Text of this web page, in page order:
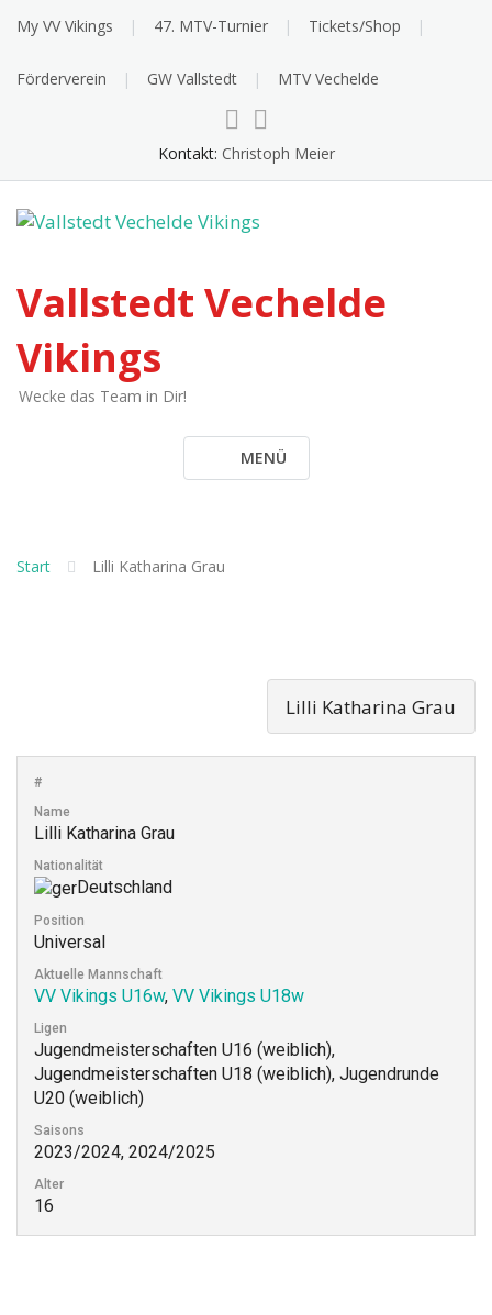
My VV Vikings 47. MTV-Turnier Tickets/Shop
Förderverein GW Vallstedt MTV Vechelde
Kontakt: Christoph Meier
Vallstedt Vechelde
Vikings
Wecke das Team in Dir!
MENÜ
Start Lilli Katharina Grau
#
Name
Lilli Katharina Grau
Nationalität
Deutschland
Position
Universal
Aktuelle Mannschaft
VV Vikings U16w, VV Vikings U18w
Ligen
Jugendmeisterschaften U16 (weiblich),
Jugendmeisterschaften U18 (weiblich), Jugendrunde
U20 (weiblich)
Saisons
2023/2024, 2024/2025
Alter
16